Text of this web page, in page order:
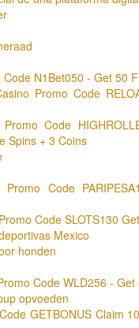
Code N1Bet050 - Get 50
Promo Code
Code
Spins + 3 Coins
Promo Code
Code SLOTS130
Mexico
honden
Code WLD256 -
opvoeden
GETBONUS Claim